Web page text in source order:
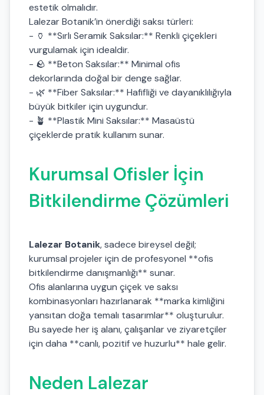
estetik olmalıdır.
Lalezar Botanik’in önerdiği saksı türleri:
- 🏺 **Sırlı Seramik Saksılar:** Renkli çiçekleri
vurgulamak için idealdir.
- 🪨 **Beton Saksılar:** Minimal ofis
dekorlarında doğal bir denge sağlar.
- 🌿 **Fiber Saksılar:** Hafifliği ve dayanıklılığıyla
büyük bitkiler için uygundur.
- 🪴 **Plastik Mini Saksılar:** Masaüstü
çiçeklerde pratik kullanım sunar.
Kurumsal Ofisler İçin
Bitkilendirme Çözümleri
Lalezar Botanik, sadece bireysel değil;
kurumsal projeler için de profesyonel **ofis
bitkilendirme danışmanlığı** sunar.
Ofis alanlarına uygun çiçek ve saksı
kombinasyonları hazırlanarak **marka kimliğini
yansıtan doğa temalı tasarımlar** oluşturulur.
Bu sayede her iş alanı, çalışanlar ve ziyaretçiler
için daha **canlı, pozitif ve huzurlu** hale gelir.
Neden Lalezar